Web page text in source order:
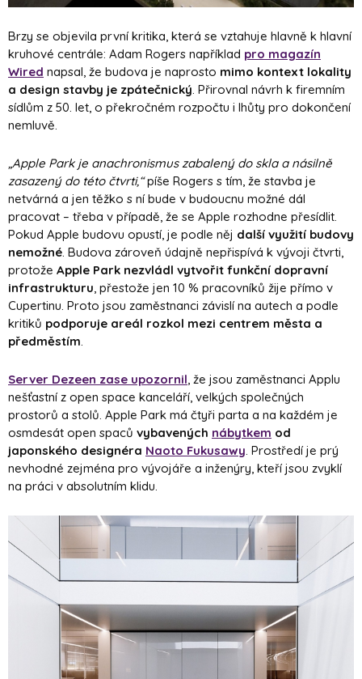
Brzy se objevila první kritika, která se vztahuje hlavně k hlavní
kruhové centrále: Adam Rogers například pro magazín
Wired napsal, že budova je naprosto mimo kontext lokality
a design stavby je zpátečnický . Přirovnal návrh k firemním
sídlům z 50. let, o překročném rozpočtu i lhůty pro dokončení
nemluvě.
„Apple Park je anachronismus zabalený do skla a násilně
zasazený do této čtvrti,“píše Rogers s tím, že stavba je
netvárná a jen těžko s ní bude v budoucnu možné dál
pracovat – třeba v případě, že se Apple rozhodne přesídlit.
Pokud Apple budovu opustí, je podle něj další využití budovy
nemožné . Budova zároveň údajně nepřispívá k vývoji čtvrti,
protože Apple Park nezvládl vytvořit funkční dopravní
infrastrukturu , přestože jen 10 % pracovníků žije přímo v
Cupertinu. Proto jsou zaměstnanci závislí na autech a podle
kritiků podporuje areál rozkol mezi centrem města a
předměstím
Server Dezeen zase upozornil , že jsou zaměstnanci Applu
nešťastní z open space kanceláří, velkých společných
prostorů a stolů. Apple Park má čtyři parta a na každém je
osmdesát open spaců vybavených nábytkem od
japonského designéra Naoto Fukusawy . Prostředí je prý
nevhodné zejména pro vývojáře a inženýry, kteří jsou zvyklí
na práci v absolutním klidu.